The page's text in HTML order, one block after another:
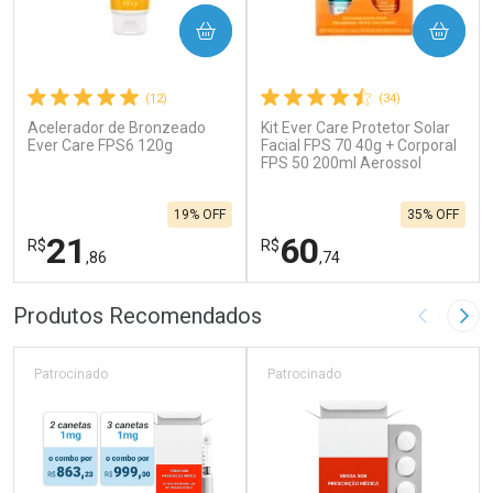
(12)
Acelerador de Bronzeado
Ever Care FPS6 120g
R$21 ,86
19% OFF
COMPRAR
FECHAR
Laboratório
FECHAR
Por Menos
(34)
Kit Ever Care Protetor Solar
Facial FPS 70 40g + Corporal
FPS 50 200ml Aerossol
R$60,74
35% OFF
COMPRAR
Laboratório
Por Menos
Produtos Recomendados Imagem
Patrocinado Patrocinado